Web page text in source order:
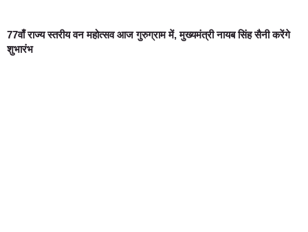
77वाँ राज्य स्तरीय वन महोत्सव आज गुरुग्राम में, मुख्यमंत्री नायब सिंह सैनी करेंगे
शुभारंभ